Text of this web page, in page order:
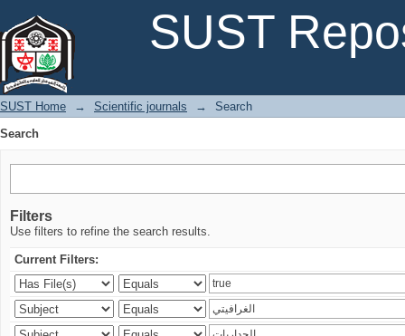
SUST
SUST Home → Scientific journals →
Search
Search
Filters
Use filters to refine the search results.
Current Filters: